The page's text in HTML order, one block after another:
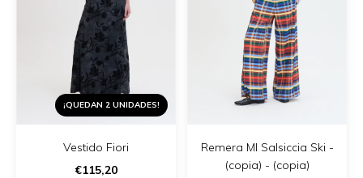
¡QUEDAN 2 UNIDADES!
Vestido Fiori
€115,20
Remera Ml Salsiccia Ski -
(copia) - (copia)